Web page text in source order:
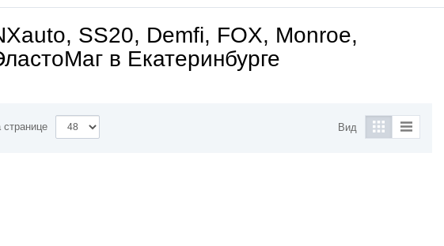
SS20, Demfi, FOX, Monroe,
в Екатеринбурге
странице Вид